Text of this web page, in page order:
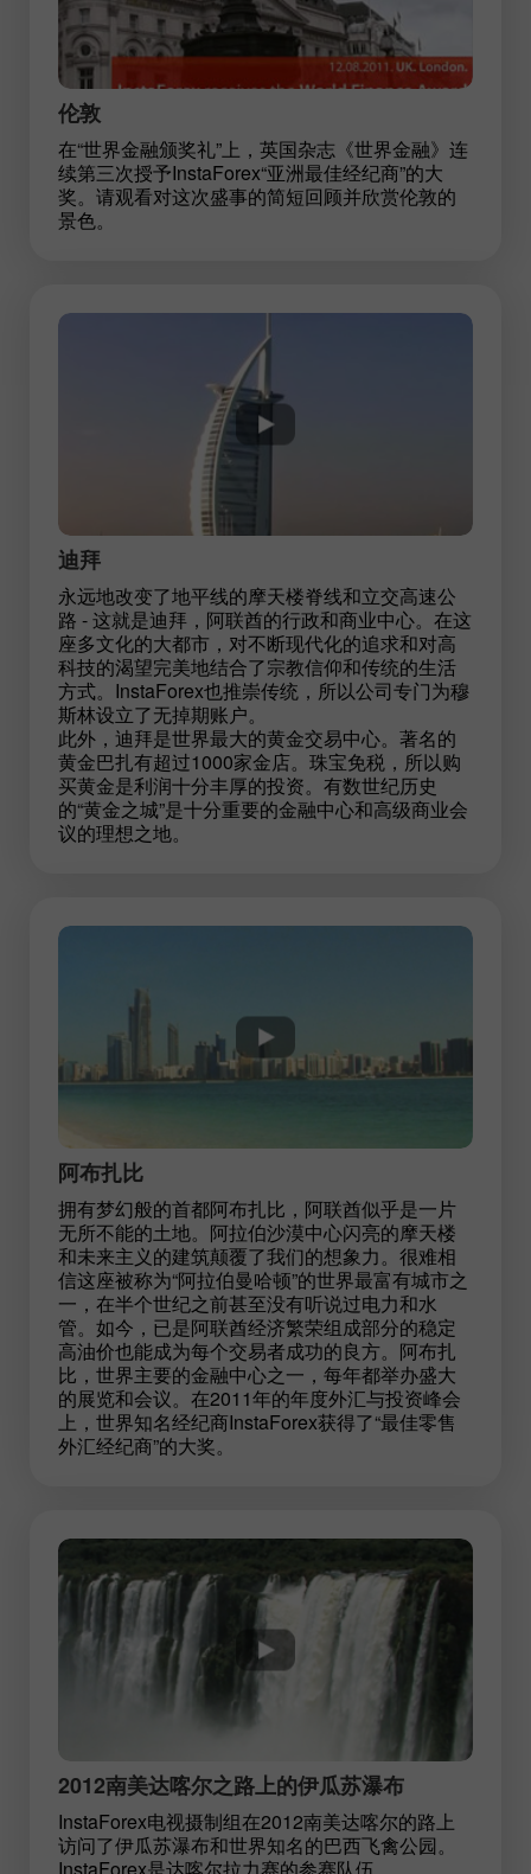
伦敦
在“世界金融颁奖礼”上，英国杂志《世界金融》连
续第三次授予InstaForex“亚洲最佳经纪商”的大
奖。请观看对这次盛事的简短回顾并欣赏伦敦的
景色。
迪拜
永远地改变了地平线的摩天楼脊线和立交高速公
路 - 这就是迪拜，阿联酋的行政和商业中心。在这
座多文化的大都市，对不断现代化的追求和对高
科技的渴望完美地结合了宗教信仰和传统的生活
方式。InstaForex也推崇传统，所以公司专门为穆
斯林设立了无掉期账户。
此外，迪拜是世界最大的黄金交易中心。著名的
黄金巴扎有超过1000家金店。珠宝免税，所以购
买黄金是利润十分丰厚的投资。有数世纪历史
的“黄金之城”是十分重要的金融中心和高级商业会
议的理想之地。
阿布扎比
拥有梦幻般的首都阿布扎比，阿联酋似乎是一片
无所不能的土地。阿拉伯沙漠中心闪亮的摩天楼
和未来主义的建筑颠覆了我们的想象力。很难相
信这座被称为“阿拉伯曼哈顿”的世界最富有城市之
一，在半个世纪之前甚至没有听说过电力和水
管。如今，已是阿联酋经济繁荣组成部分的稳定
高油价也能成为每个交易者成功的良方。阿布扎
比，世界主要的金融中心之一，每年都举办盛大
的展览和会议。在2011年的年度外汇与投资峰会
上，世界知名经纪商InstaForex获得了“最佳零售
外汇经纪商”的大奖。
2012南美达喀尔之路上的伊瓜苏瀑布
InstaForex电视摄制组在2012南美达喀尔的路上
访问了伊瓜苏瀑布和世界知名的巴西飞禽公园。